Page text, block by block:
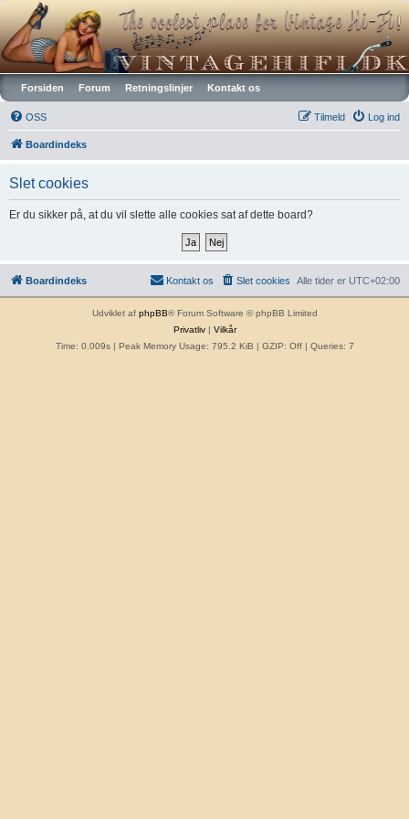
Vintagehifi.dk
Forsiden Forum Retningslinjer Kontakt os
OSS Log ind
Tilmeld
Boardindeks
Slet cookies
Er du sikker på, at du vil slette alle cookies sat af dette board?
Boardindeks Alle tider er UTC+02:00
Slet cookies
Kontakt os
Udviklet af phpBB® Forum Software © phpBB Limited
Privatliv| Vilkår
Time: 0.009s| Peak Memory Usage: 795.2 KiB | GZIP: Off | Queries: 7